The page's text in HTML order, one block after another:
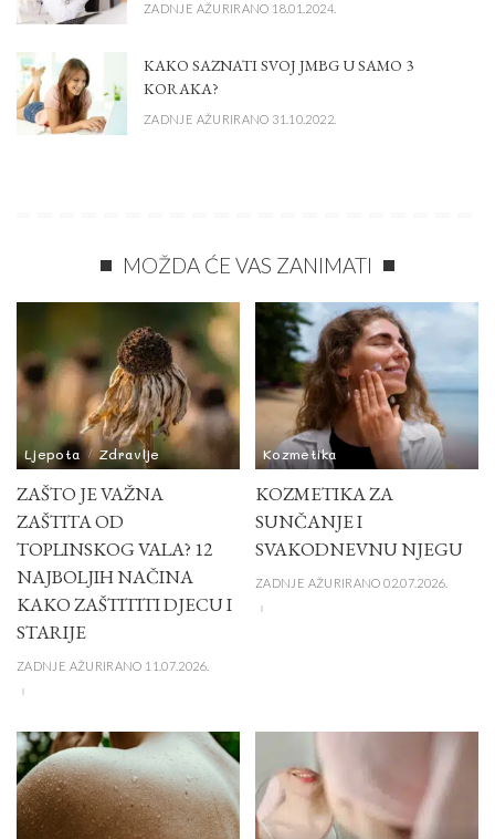
ZADNJE AŽURIRANO 18.01.2024.
KAKO SAZNATI SVOJ JMBG U SAMO 3
KORAKA?
ZADNJE AŽURIRANO 31.10.2022.
MOŽDA ĆE VAS ZANIMATI
Ljepota Zdravlje
ZAŠTO JE VAŽNA
ZAŠTITA OD
TOPLINSKOG VALA? 12
NAJBOLJIH NAČINA
KAKO ZAŠTITITI DJECU I
STARIJE
ZADNJE AŽURIRANO 11.07.2026.
Kozmetika
KOZMETIKA ZA
SUNČANJE I
SVAKODNEVNU NJEGU
ZADNJE AŽURIRANO 02.07.2026.